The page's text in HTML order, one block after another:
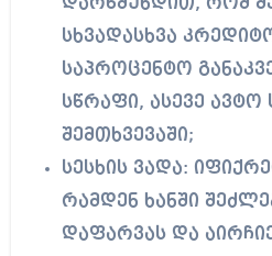
სხვადასხვა
საპროცენტო
სწრაფი, ასევე ავტო
შემთხვევაში;
სესხის ვადა:
რამდენ ხანში
დაფარვას და